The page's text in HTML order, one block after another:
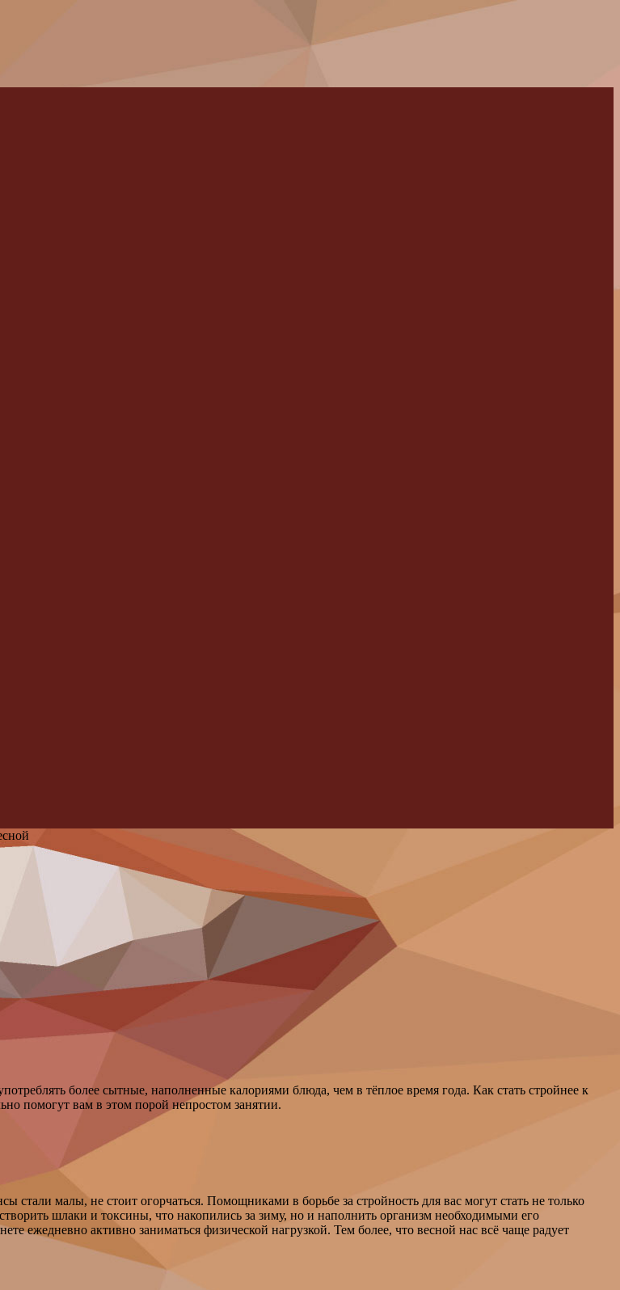
более сытные, наполненные калориями блюда, чем в тёплое время года. Как стать стройнее к
помогут вам в этом порой непростом занятии.
малы, не стоит огорчаться. Помощниками в борьбе за стройность для вас могут стать не только
шлаки и токсины, что накопились за зиму, но и наполнить организм необходимыми его
ежедневно активно заниматься физической нагрузкой. Тем более, что весной нас всё чаще радует